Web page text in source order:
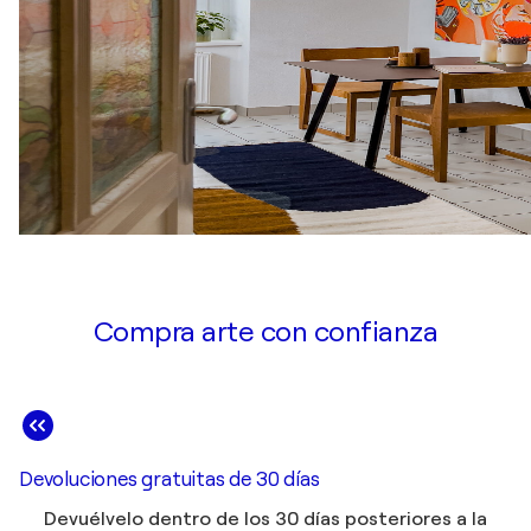
Compra arte con confianza
Devoluciones gratuitas de 30 días
Devuélvelo dentro de los 30 días posteriores a la